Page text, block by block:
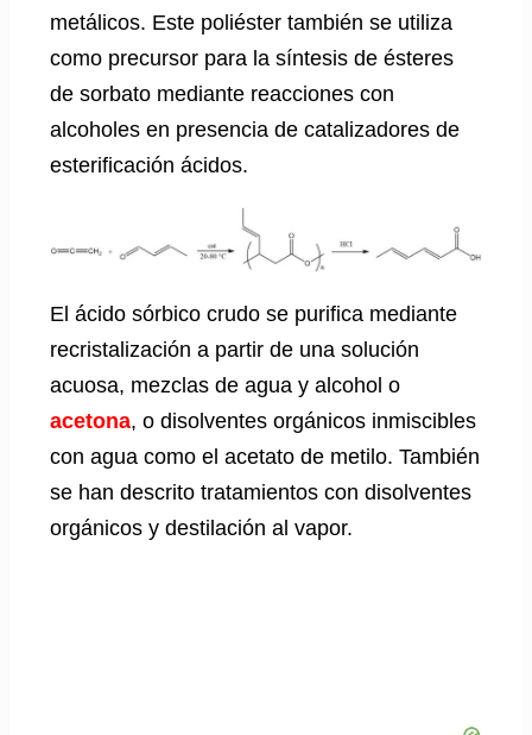
metálicos. Este poliéster también se utiliza
como precursor para la síntesis de ésteres
de sorbato mediante reacciones con
alcoholes en presencia de catalizadores de
esterificación ácidos.
El ácido sórbico crudo se purifica mediante
recristalización a partir de una solución
acuosa, mezclas de agua y alcohol o
acetona, o disolventes orgánicos inmiscibles
con agua como el acetato de metilo. También
se han descrito tratamientos con disolventes
orgánicos y destilación al vapor.